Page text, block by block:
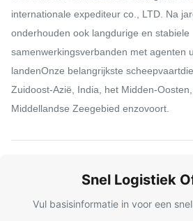
internationale expediteur co., LTD. Na
onderhouden ook langdurige en stabiele
samenwerkingsverbanden met agenten
landenOnze belangrijkste
Zuidoost-Azië, India, het Midden-
Middellandse Zeegebied enzovoort.
Snel Logistiek
Vul basisinformatie in voor een